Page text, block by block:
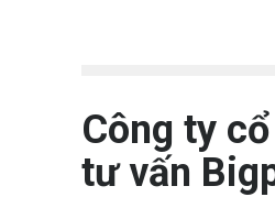
Công ty
tư vấn